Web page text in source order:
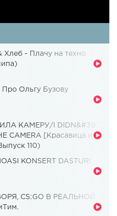
Хлеб - Плачу на техно
Про Ольгу Бузову
КАМЕРУ/I DIDN&#39;T
CAMERA [Красавица и
110)
KONSERT DASTURI
CS:GO В РЕАЛЬНОЙ